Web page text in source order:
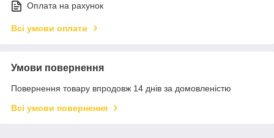
Оплата на рахунок
Всі умови оплати
Умови повернення
Повернення товару впродовж 14 днів за домовленістю
Всі умови повернення